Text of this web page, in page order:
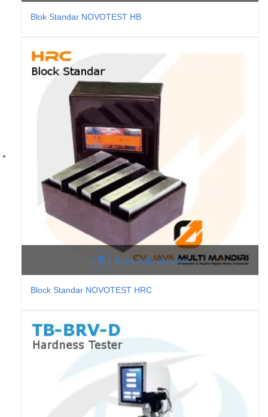
Blok Standar NOVOTEST HB
Baca selengkapnya
Block Standar NOVOTEST HRC